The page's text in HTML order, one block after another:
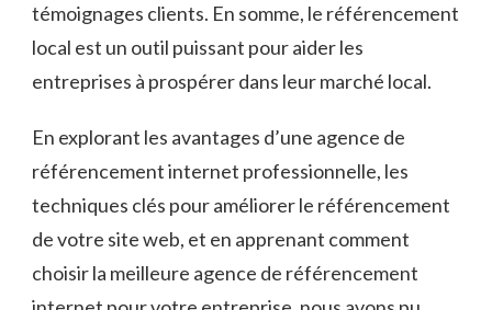
témoignages clients. En somme, le référencement
local est un outil puissant pour aider les
entreprises à prospérer dans leur marché local.
En explorant les avantages d’une agence de
référencement internet professionnelle, les
techniques clés pour améliorer le référencement
de votre site web, et en apprenant comment
choisir la meilleure agence de référencement